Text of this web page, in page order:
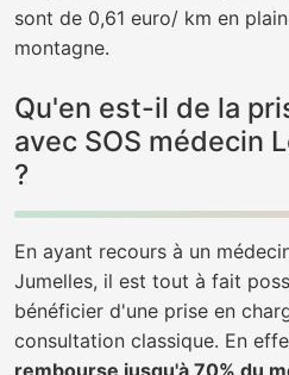
sont de 0,61 euro/ km en
montagne.
Qu'en est-il de la
avec SOS médecin
?
En ayant recours à un
Jumelles, il est tout à fait
bénéficier d'une prise en
consultation classique. En
rembourse jusqu'à 70% du